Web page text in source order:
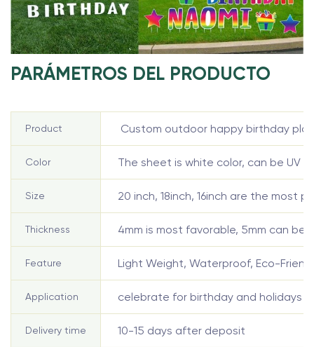
PARÁMETROS DEL PRODUCTO
Product Custom outdoor happy birthday
Color The sheet is white color, can be UV
Size 20 inch, 18inch, 16inch are the most
Thickness 4mm is most favorable, 5mm can be
Feature Light Weight, Waterproof, Eco-
Application celebrate for birthday and holidays
Delivery time 10-15 days after deposit